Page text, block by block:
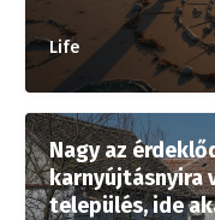
Life
Nagy az
karnyújtásnyira
település, ide